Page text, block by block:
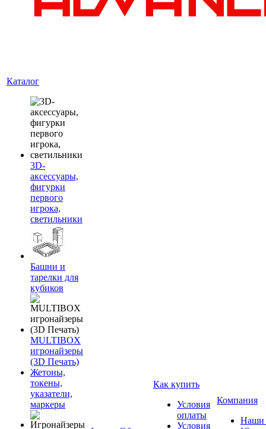
Каталог
3D-
аксессуары,
фигурки
первого
игрока,
светильники
Башни и
тарелки для
кубиков
MULTIBOX
игронайзеры
(3D Печать)
Жетоны,
токены,
указатели,
маркеры
Как купить
Условия
оплаты
Условия
Компания
Наши